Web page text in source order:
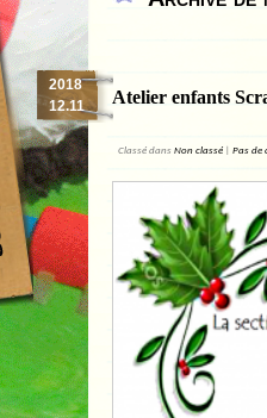
Atelier enfants
2018
12.11
Classé dans Non classé | Pas de